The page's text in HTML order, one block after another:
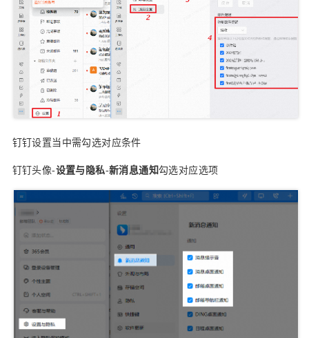
钉钉设置当中需勾选对应条件
钉钉头像-设置与隐私-新消息通知勾选对应选项